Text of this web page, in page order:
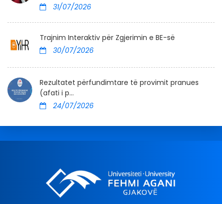
31/07/2026
Trajnim Interaktiv për Zgjerimin e BE-së
30/07/2026
Rezultatet përfundimtare të provimit pranues
(afati i p...
24/07/2026